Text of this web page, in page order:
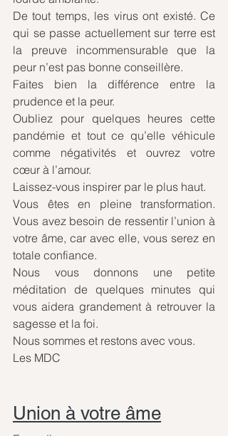
De tout temps, les virus ont existé. Ce
qui se passe actuellement sur terre est
la preuve incommensurable que la
peur n’est pas bonne conseillère.
Faites bien la différence entre la
prudence et la peur.
Oubliez pour quelques heures cette
pandémie et tout ce qu’elle véhicule
comme négativités et ouvrez votre
cœur à l’amour.
Laissez-vous inspirer par le plus haut.
Vous êtes en pleine transformation.
Vous avez besoin de ressentir l’union à
votre âme, car avec elle, vous serez en
totale confiance.
Nous vous donnons une petite
méditation de quelques minutes qui
vous aidera grandement à retrouver la
sagesse et la foi.
Nous sommes et restons avec vous.
Les MDC
Union à votre âme